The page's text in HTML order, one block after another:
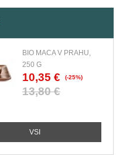
BIO MACA V PRAHU,
250 G
10,35 € (-25%)
13,80 €
VSI